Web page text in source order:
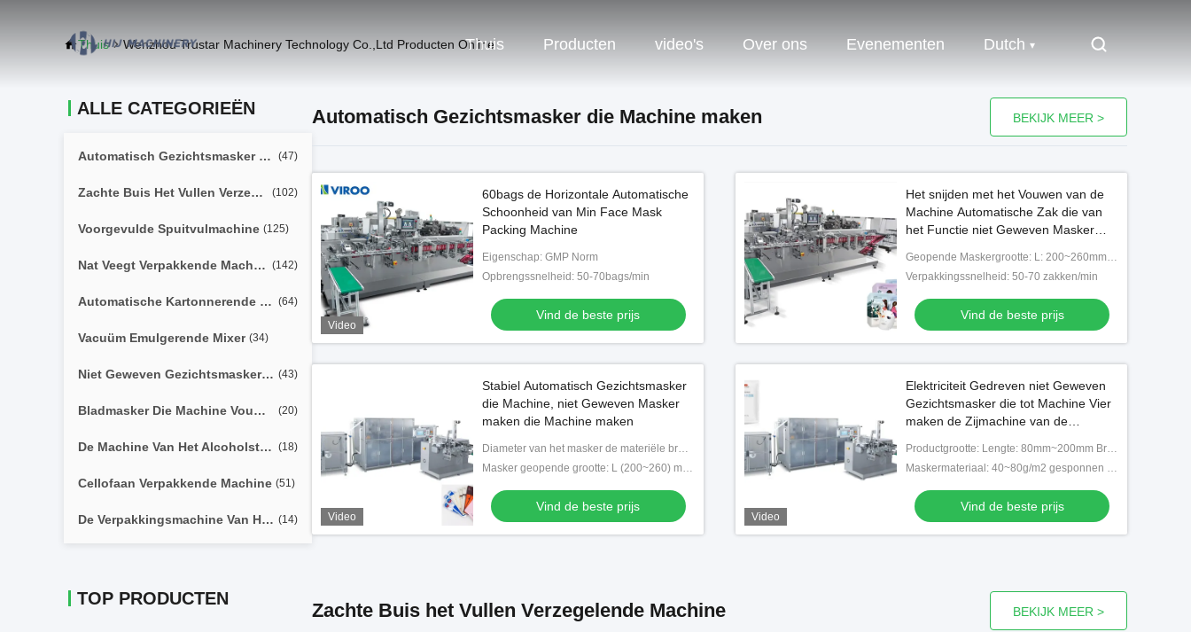
Thuis Producten video's Over ons Evenementen Dutch
Thuis Wenzhou Trustar Machinery Technology Co.,Ltd Producten Online
ALLE CATEGORIEËN
Automatisch Gezichtsmasker Die Machine Maken (47)
Zachte Buis Het Vullen Verzegelende Machine (102)
Voorgevulde Spuitvulmachine (125)
Nat Veegt Verpakkende Machine Af (142)
Automatische Kartonnerende Machine (64)
Vacuüm Emulgerende Mixer (34)
Niet Geweven Gezichtsmasker Die Machine Maken (43)
Bladmasker Die Machine Vouwen (20)
De Machine Van Het Alcoholstootkussen (18)
Cellofaan Verpakkende Machine (51)
De Verpakkingsmachine Van Het Hydrogelmasker (14)
TOP PRODUCTEN
Automatisch Gezichtsmasker die Machine maken BEKIJK MEER >
Video
60bags de Horizontale Automatische
Schoonheid van Min Face Mask
Packing Machine
Eigenschap: GMP Norm
Opbrengssnelheid: 50-70bags/min
Vind de beste prijs
Het snijden met het Vouwen van de
Machine Automatische Zak die van
het Functie niet Geweven Masker
Geopende Maskergrootte: L: 200~260mm W: 200~260mm
Verpakkingssnelheid: 50-70 zakken/min
Vind de beste prijs
Video
Stabiel Automatisch Gezichtsmasker
die Machine, niet Geweven Masker
maken die Machine maken
Diameter van het masker de materiële broodje: 40~80g/m2-spinnen-kant niet-geweven +Polypropylene niet-geweven stof/parelfilm
Masker geopende grootte: L (200~260) mm*W (200~260) mm
Vind de beste prijs
Video
Elektriciteit Gedreven niet Geweven
Gezichtsmasker die tot Machine Vier
maken de Zijmachine van de
Productgrootte: Lengte: 80mm~200mm Breedte ×: 80mm180mm (L*W)
Maskermateriaal: 40~80g/m2 gesponnen Niet-geweven/niet-geweven parelfilm/heet broodje/zijde
Vind de beste prijs
Zachte Buis het Vullen Verzegelende Machine BEKIJK MEER >